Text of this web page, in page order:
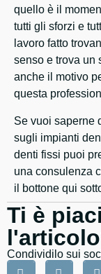
quello è il
tutti gli sforzi e
lavoro fatto
senso e trova un
anche il motivo
questa
Se vuoi saperne
sugli impianti
denti fissi puoi
una consulenza
il bottone qui
Ti è
Condividilo sui